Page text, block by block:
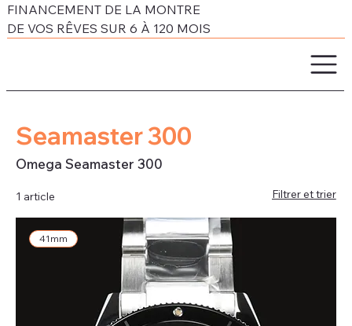
FINANCEMENT DE LA MONTRE
DE VOS RÊVES SUR 6 À 120 MOIS
Seamaster 300
Omega Seamaster 300
1 article Filtrer et trier
41mm